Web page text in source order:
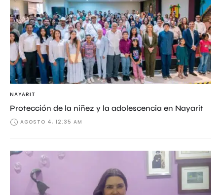
NAYARIT
Protección de la niñez y la adolescencia en Nayarit
AGOSTO 4, 12:35 AM